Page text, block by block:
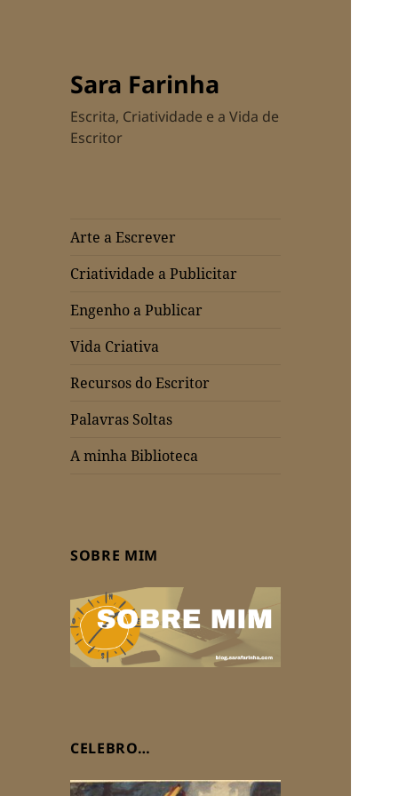
Sara Farinha
Escrita, Criatividade e a Vida de
Escritor
Arte a Escrever
Criatividade a Publicitar
Engenho a Publicar
Vida Criativa
Recursos do Escritor
Palavras Soltas
A minha Biblioteca
SOBRE MIM
CELEBRO…